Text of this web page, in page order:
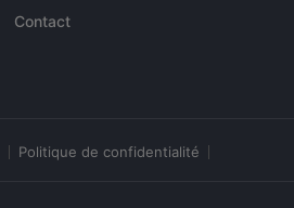
Contact
Politique de confidentialité